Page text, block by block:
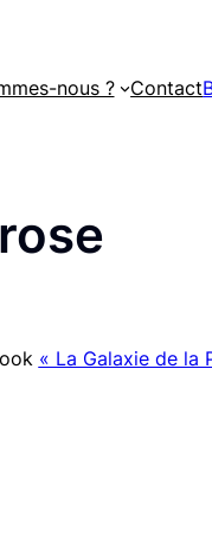
nous ? Contact
« La Galaxie de la